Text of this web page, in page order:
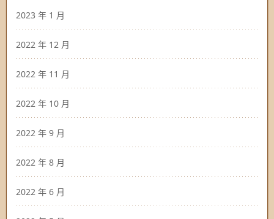
2023 年 1 月
2022 年 12 月
2022 年 11 月
2022 年 10 月
2022 年 9 月
2022 年 8 月
2022 年 6 月